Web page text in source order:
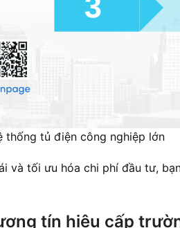
thống tủ điện công nghiệp lớn
và tối ưu hóa chi phí đầu tư,
tín hiệu cấp